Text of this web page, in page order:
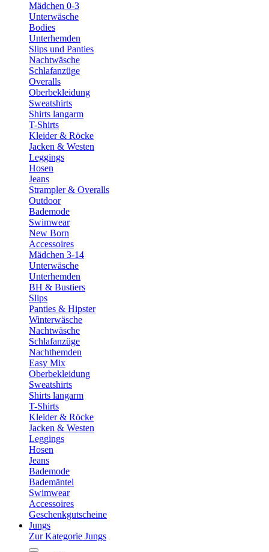
Mädchen 0-3
Unterwäsche
Bodies
Unterhemden
Slips und Panties
Nachtwäsche
Schlafanzüge
Overalls
Oberbekleidung
Sweatshirts
Shirts langarm
T-Shirts
Kleider & Röcke
Jacken & Westen
Leggings
Hosen
Jeans
Strampler & Overalls
Outdoor
Bademode
Swimwear
New Born
Accessoires
Mädchen 3-14
Unterwäsche
Unterhemden
BH & Bustiers
Slips
Panties & Hipster
Winterwäsche
Nachtwäsche
Schlafanzüge
Nachthemden
Easy Mix
Oberbekleidung
Sweatshirts
Shirts langarm
T-Shirts
Kleider & Röcke
Jacken & Westen
Leggings
Hosen
Jeans
Bademode
Bademäntel
Swimwear
Accessoires
Geschenkgutscheine
Jungs
Zur Kategorie Jungs